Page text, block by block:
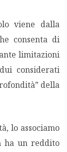
viene dalla
consenta di
limitazioni
considerati
della
lo associamo
ha un reddito